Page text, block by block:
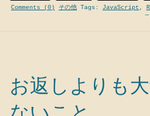
Comments (0) その他 Tags: JavaScript ,
お返しよりも